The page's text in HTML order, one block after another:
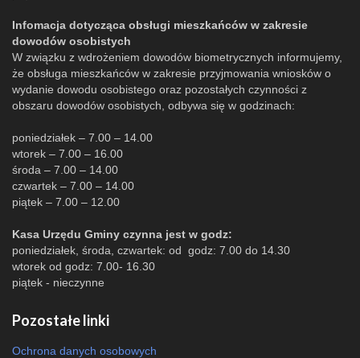
Infomacja dotycząca obsługi mieszkańców w zakresie
dowodów osobistych
W związku z wdrożeniem dowodów biometrycznych informujemy,
że obsługa mieszkańców w zakresie przyjmowania wniosków o
wydanie dowodu osobistego oraz pozostałych czynności z
obszaru dowodów osobistych, odbywa się w godzinach:
poniedziałek – 7.00 – 14.00
wtorek – 7.00 – 16.00
środa – 7.00 – 14.00
czwartek – 7.00 – 14.00
piątek – 7.00 – 12.00
Kasa Urzędu Gminy czynna jest w godz:
poniedziałek, środa, czwartek: od godz: 7.00 do 14.30
wtorek od godz: 7.00- 16.30
piątek - nieczynne
Pozostałe linki
Ochrona danych osobowych